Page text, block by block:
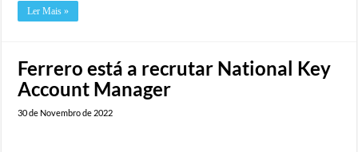
Ler Mais »
Ferrero está a recrutar National Key
Account Manager
30 de Novembro de 2022